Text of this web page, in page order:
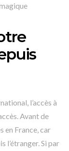
l’accès à
Avant de
en France, car
l’étranger. Si par